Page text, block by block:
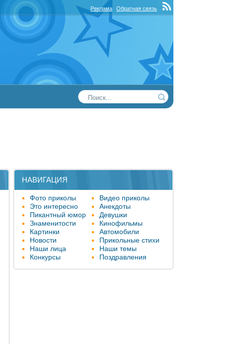
НАВИГАЦИЯ
Фото приколы
Видео приколы
Это интересно
Анекдоты
Пикантный юмор
Девушки
Знаменитости
Кинофильмы
Картинки
Автомобили
Новости
Прикольные стихи
Наши лица
Наши темы
Конкурсы
Поздравления
Реклама Обратная связь